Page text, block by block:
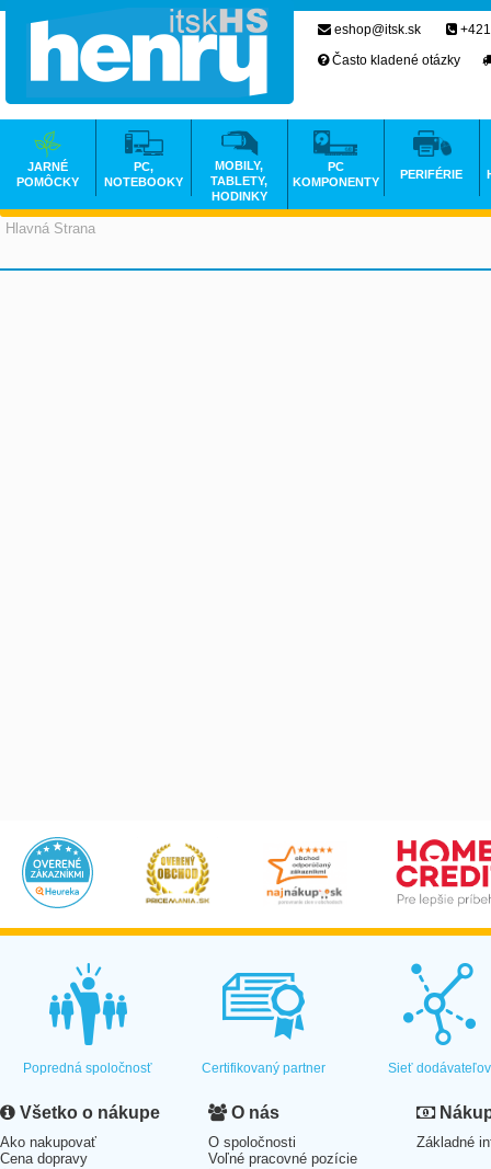
Hlavná Strana
eshop@itsk.sk
Často kladené otázky
JARNÉ
POMÔCKY
PC,
NOTEBOOKY
MOBILY,
TABLETY,
HODINKY
PC
KOMPONENTY
PERIFÉRIE
Popredná spoločnosť Certifikovaný partner Sieť dodávateľov
Všetko o nákupe
Ako nakupovať
Cena dopravy
O nás
O spoločnosti
Voľné pracovné pozície
Základné